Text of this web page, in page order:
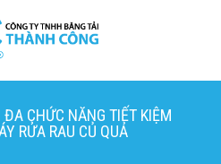
CHỨC NĂNG TIẾT KIỆM
RỬA RAU CỦ QUẢ